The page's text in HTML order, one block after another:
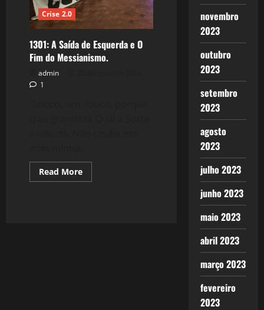
Crise 2.0
1301: A Saída de Esquerda e O
Fim do Messianismo.
admin
1
Read MoreRead
more
novembro
2023
outubro
2023
setembro
2023
agosto
2023
julho 2023
junho 2023
maio 2023
abril 2023
março 2023
fevereiro
2023